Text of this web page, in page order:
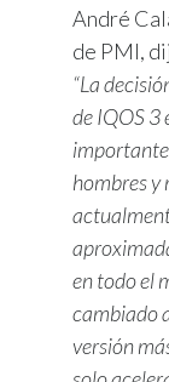
André
de PMI,
“La
de IQOS 3
importante
hombres y
en todo el
cambiado
versión